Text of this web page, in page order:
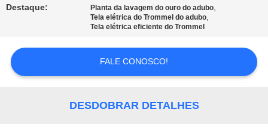
POLÍTICA
PRIVACIDADE
Destaque: Planta da lavagem do ouro do adubo,
Tela elétrica do Trommel do adubo,
Tela elétrica eficiente do Trommel
FALE CONOSCO!
DESDOBRAR DETALHES